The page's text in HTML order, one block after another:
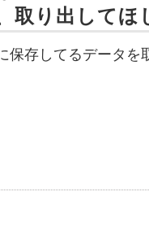
取り出してほ
保存してるデータを